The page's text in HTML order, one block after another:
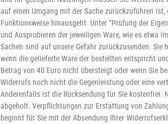
auf einen Umgang mit der Sache zurückzuführen
Funktionsweise hinausgeht. Unter "Prüfung der
und Ausprobieren der jeweiligen Ware, wie es etwa
Sachen sind auf unsere Gefahr zurückzusenden.
wenn die gelieferte Ware der bestellten entspricht
Betrag von 40 Euro nicht übersteigt oder wenn Sie
Widerrufs noch nicht die Gegenleistung oder eine
Anderenfalls ist die Rücksendung für Sie kostenfrei.
abgeholt. Verpflichtungen zur Erstattung von
beginnt für Sie mit der Absendung Ihrer